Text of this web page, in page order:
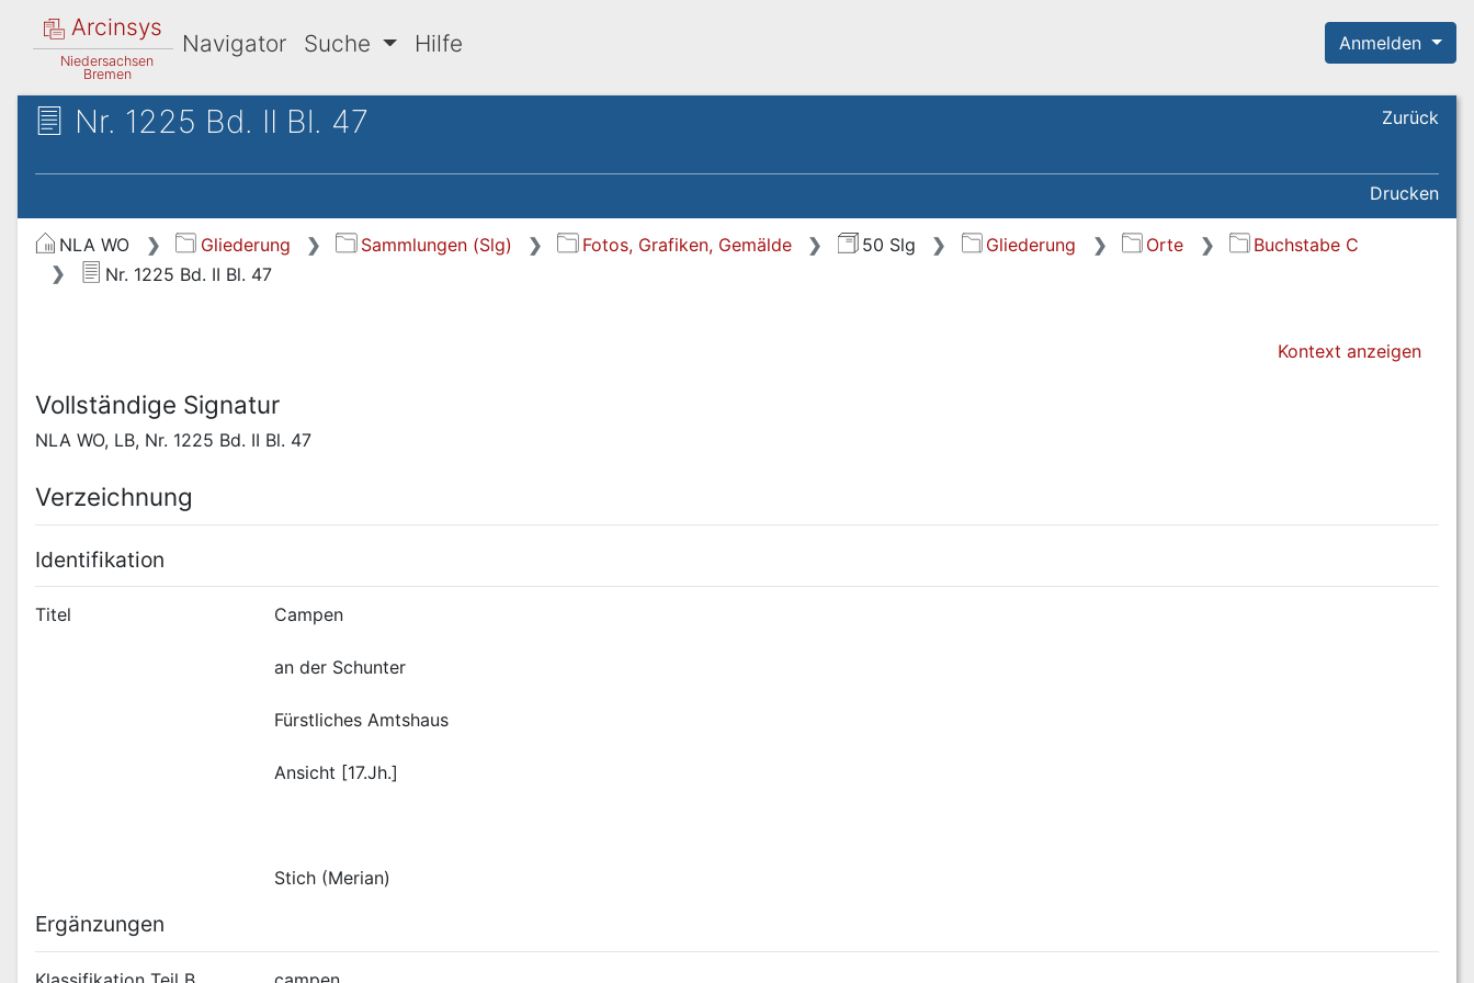
Arcinsys
Niedersachsen
Bremen
Navigator Suche Hilfe Anmelden
Nr. 1225 Bd. II Bl. 47 Zurück
Drucken
NLA WO Gliederung Sammlungen (Slg) Fotos, Grafiken, Gemälde 50 Slg Gliederung Orte
Buchstabe C
Nr. 1225 Bd. II Bl. 47
Kontext anzeigen
Vollständige Signatur
NLA WO, LB, Nr. 1225 Bd. II Bl. 47
Verzeichnung
Identifikation
Titel
Stich (Merian)
Ergänzungen